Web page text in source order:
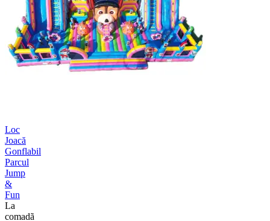
Loc
Joacă
Gonflabil
Parcul
Jump
&
Fun
La
comadã